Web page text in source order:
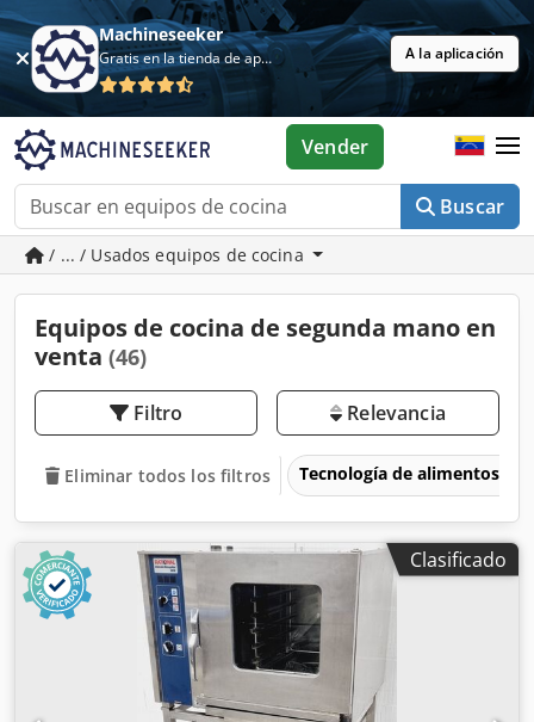
Machineseeker
Gratis en la tienda de aplicaciones A la aplicación
Buscar
Vender
/ ... / Usados equipos de cocina
Equipos de cocina de segunda mano en
venta (46)
Filtro Relevancia
Eliminar todos los filtros Tecnología de alimentos
Clasificado